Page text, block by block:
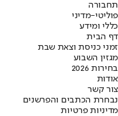
תחבורה
פוליטי-מדיני
כללי ומידע
דף הבית
זמני כניסת וצאת שבת
מגזין השבוע
בחירות 2026
אודות
צור קשר
נבחרת הכתבים והפרשנים
מדיניות פרטיות